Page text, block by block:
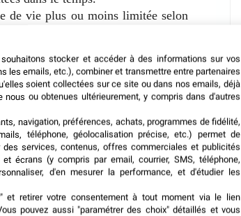
de vie plus ou moins limitée selon
Elle est permanente et plus ou
et permanente.
On les répartit ainsi en
signe d’interdépendance, où la
stocker et accéder à des informations sur vos
les emails, etc.), combiner et transmettre entre partenaires
soient collectées sur ce site ou dans nos emails, déjà
nous ou obtenues ultérieurement, y compris dans d'autres
navigation, préférences, achats, programmes de fidélité,
téléphone, géolocalisation précise, etc.) permet de
des services, contenus, offres commerciales et publicités
écrans (y compris par email, courrier, SMS, téléphone,
d'en mesurer la performance, et d'étudier les
et retirer votre consentement à tout moment via le lien
pouvez aussi "paramétrer des choix" détaillés et vous